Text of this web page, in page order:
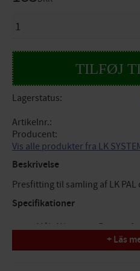
Lagerstatus
Artikelnr.
Producent
Vis alle produkter fra LK
Beskrivelse
Presfitting til samling af LK PAL
Specifikationer
Mål: AX25mm x R25 x 90°
Tryk/Flow/Temp: PN10,
Funktion: pressamling
+ Läs